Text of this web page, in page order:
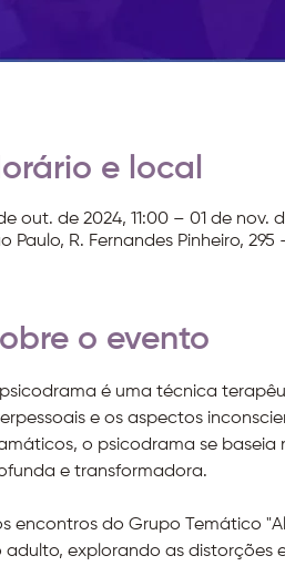
e local
de out. de 2024, 11:00 – 01 de nov.
Paulo, R. Fernandes Pinheiro,
o evento
é uma técnica
e os aspectos
o psicodrama se
e transformadora.
encontros do Grupo Temático
adulto, explorando as distorções